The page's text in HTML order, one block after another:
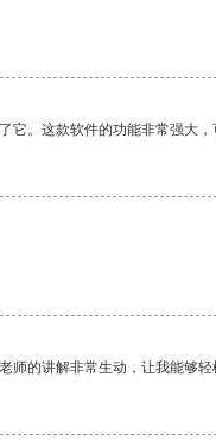
。这款软件的功能非常强大
的讲解非常生动，让我能够轻